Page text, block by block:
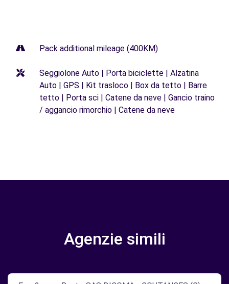
Pack additional mileage (400KM)
Seggiolone Auto | Porta biciclette | Alzatina
Auto | GPS | Kit trasloco | Box da tetto | Barre
tetto | Porta sci | Catene da neve | Gancio traino
/ aggancio rimorchio | Catene da neve
Agenzie simili